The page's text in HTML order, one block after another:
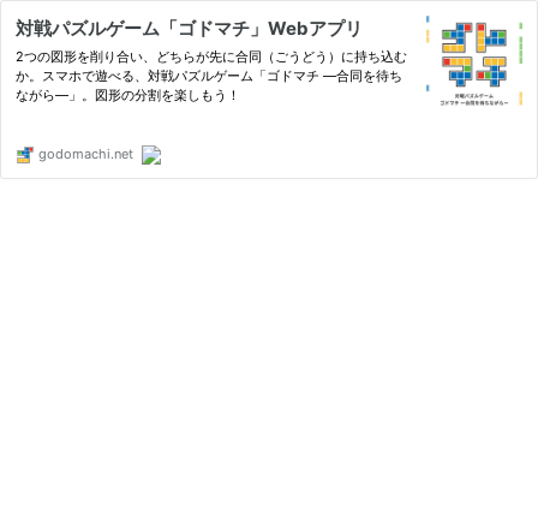
対戦パズルゲーム「ゴドマチ」Webアプリ
2つの図形を削り合い、どちらが先に合同（ごうどう）に持ち込む
か。スマホで遊べる、対戦パズルゲーム「ゴドマチ ―合同を待ち
ながら―」。図形の分割を楽しもう！
godomachi.net